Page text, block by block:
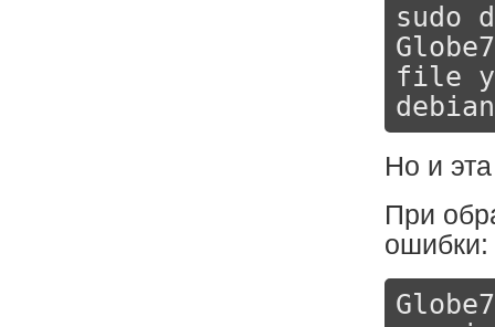
sudo
file
Но и
При
ошибки: